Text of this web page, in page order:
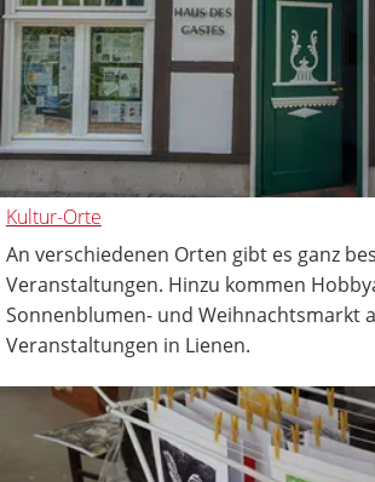
Kultur-Orte
An verschiedenen Orten gibt es ganz
Veranstaltungen. Hinzu kommen
Sonnenblumen- und Weihnachtsmarkt
Veranstaltungen in Lienen.